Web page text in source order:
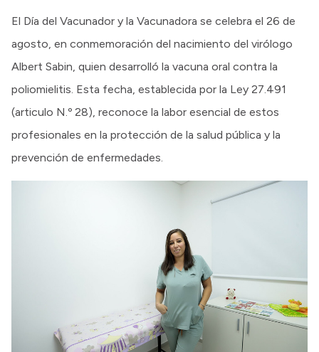
El Día del Vacunador y la Vacunadora se celebra el 26 de
agosto, en conmemoración del nacimiento del virólogo
Albert Sabin, quien desarrolló la vacuna oral contra la
poliomielitis. Esta fecha, establecida por la Ley 27.491
(articulo N.º 28), reconoce la labor esencial de estos
profesionales en la protección de la salud pública y la
prevención de enfermedades.